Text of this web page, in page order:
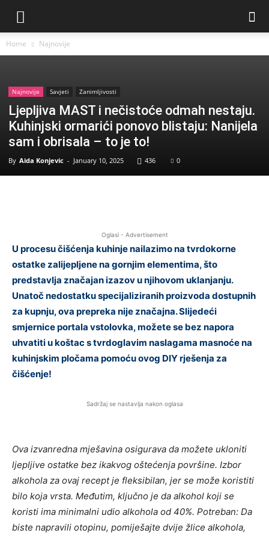
Home Najnovije
Najnovije Savjeti Zanimljivosti
Ljepljiva MAST i nečistoće odmah nestaju.
Kuhinjski ormarići ponovo blistaju: Nanijela
sam i obrisala – to je to!
By Aida Konjevic - January 10, 2025 436 0
Oglasi - Advertisement
U procesu čišćenja kuhinje nailazimo na tvrdokorne
ostatke zalijepljene na gornjim elementima, što
predstavlja značajan izazov u njihovom uklanjanju.
Unatoč nedostatku specijaliziranih proizvoda dostupnih
za kupnju, ova prepreka nije značajna. Slijedeći
smjernice portala vstolovka, možete se bez napora
uhvatiti u koštac s tvrdoglavim naslagama masnoće na
kuhinjskim pločama pomoću ovog DIY rješenja za
čišćenje!
Sadržaj se nastavlja nakon oglasa
Ova izvanredna mješavina osigurava da možete ukloniti
ljepljive ostatke bez ikakvog oštećenja površine. Izbor
alkohola za ovaj recept je fleksibilan, jer se može koristiti
bilo koja vrsta. Međutim, ključno je da alkohol koji se
koristi ima minimalni udio alkohola od 40%. Potreban: Da
biste napravili otopinu, pomiješajte dvije žlice alkohola,